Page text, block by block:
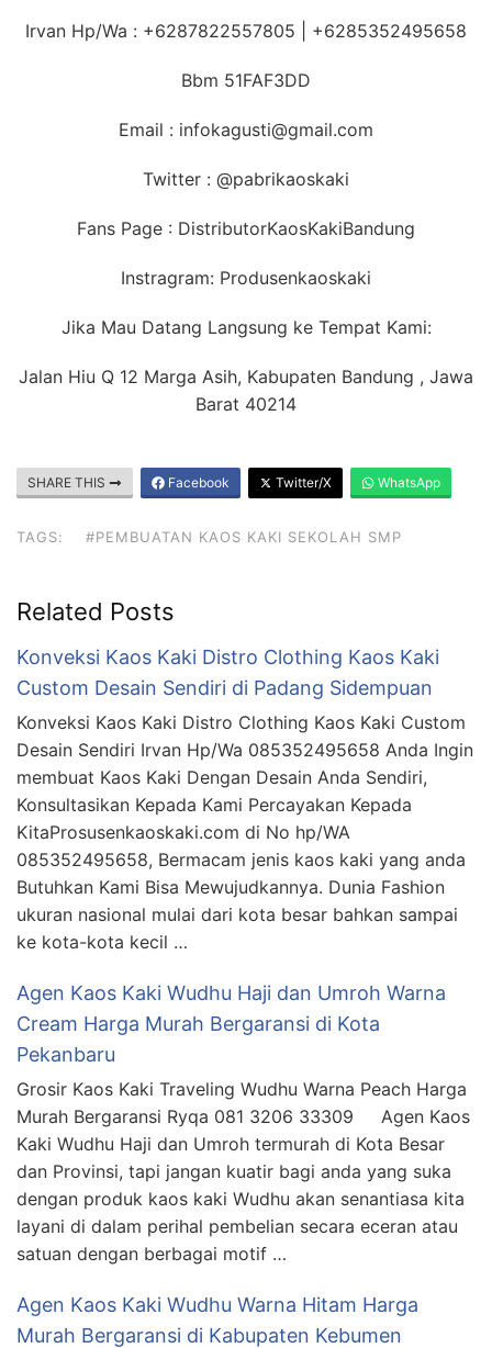
Irvan Hp/Wa : +6287822557805 | +6285352495658
Bbm 51FAF3DD
Email : infokagusti@gmail.com
Twitter : @pabrikaoskaki
Fans Page : DistributorKaosKakiBandung
Instragram: Produsenkaoskaki
Jika Mau Datang Langsung ke Tempat Kami:
Jalan Hiu Q 12 Marga Asih, Kabupaten Bandung , Jawa
Barat 40214
SHARE THIS Facebook Twitter/X WhatsApp
TAGS: #PEMBUATAN KAOS KAKI SEKOLAH SMP
Related Posts
Konveksi Kaos Kaki Distro Clothing Kaos Kaki
Custom Desain Sendiri di Padang Sidempuan
Konveksi Kaos Kaki Distro Clothing Kaos Kaki Custom
Desain Sendiri Irvan Hp/Wa 085352495658 Anda Ingin
membuat Kaos Kaki Dengan Desain Anda Sendiri,
Konsultasikan Kepada Kami Percayakan Kepada
KitaProsusenkaoskaki.com di No hp/WA
085352495658, Bermacam jenis kaos kaki yang anda
Butuhkan Kami Bisa Mewujudkannya. Dunia Fashion
ukuran nasional mulai dari kota besar bahkan sampai
ke kota-kota kecil …
Agen Kaos Kaki Wudhu Haji dan Umroh Warna
Cream Harga Murah Bergaransi di Kota
Pekanbaru
Grosir Kaos Kaki Traveling Wudhu Warna Peach Harga
Murah Bergaransi Ryqa 081 3206 33309 Agen Kaos
Kaki Wudhu Haji dan Umroh termurah di Kota Besar
dan Provinsi, tapi jangan kuatir bagi anda yang suka
dengan produk kaos kaki Wudhu akan senantiasa kita
layani di dalam perihal pembelian secara eceran atau
satuan dengan berbagai motif …
Agen Kaos Kaki Wudhu Warna Hitam Harga
Murah Bergaransi di Kabupaten Kebumen